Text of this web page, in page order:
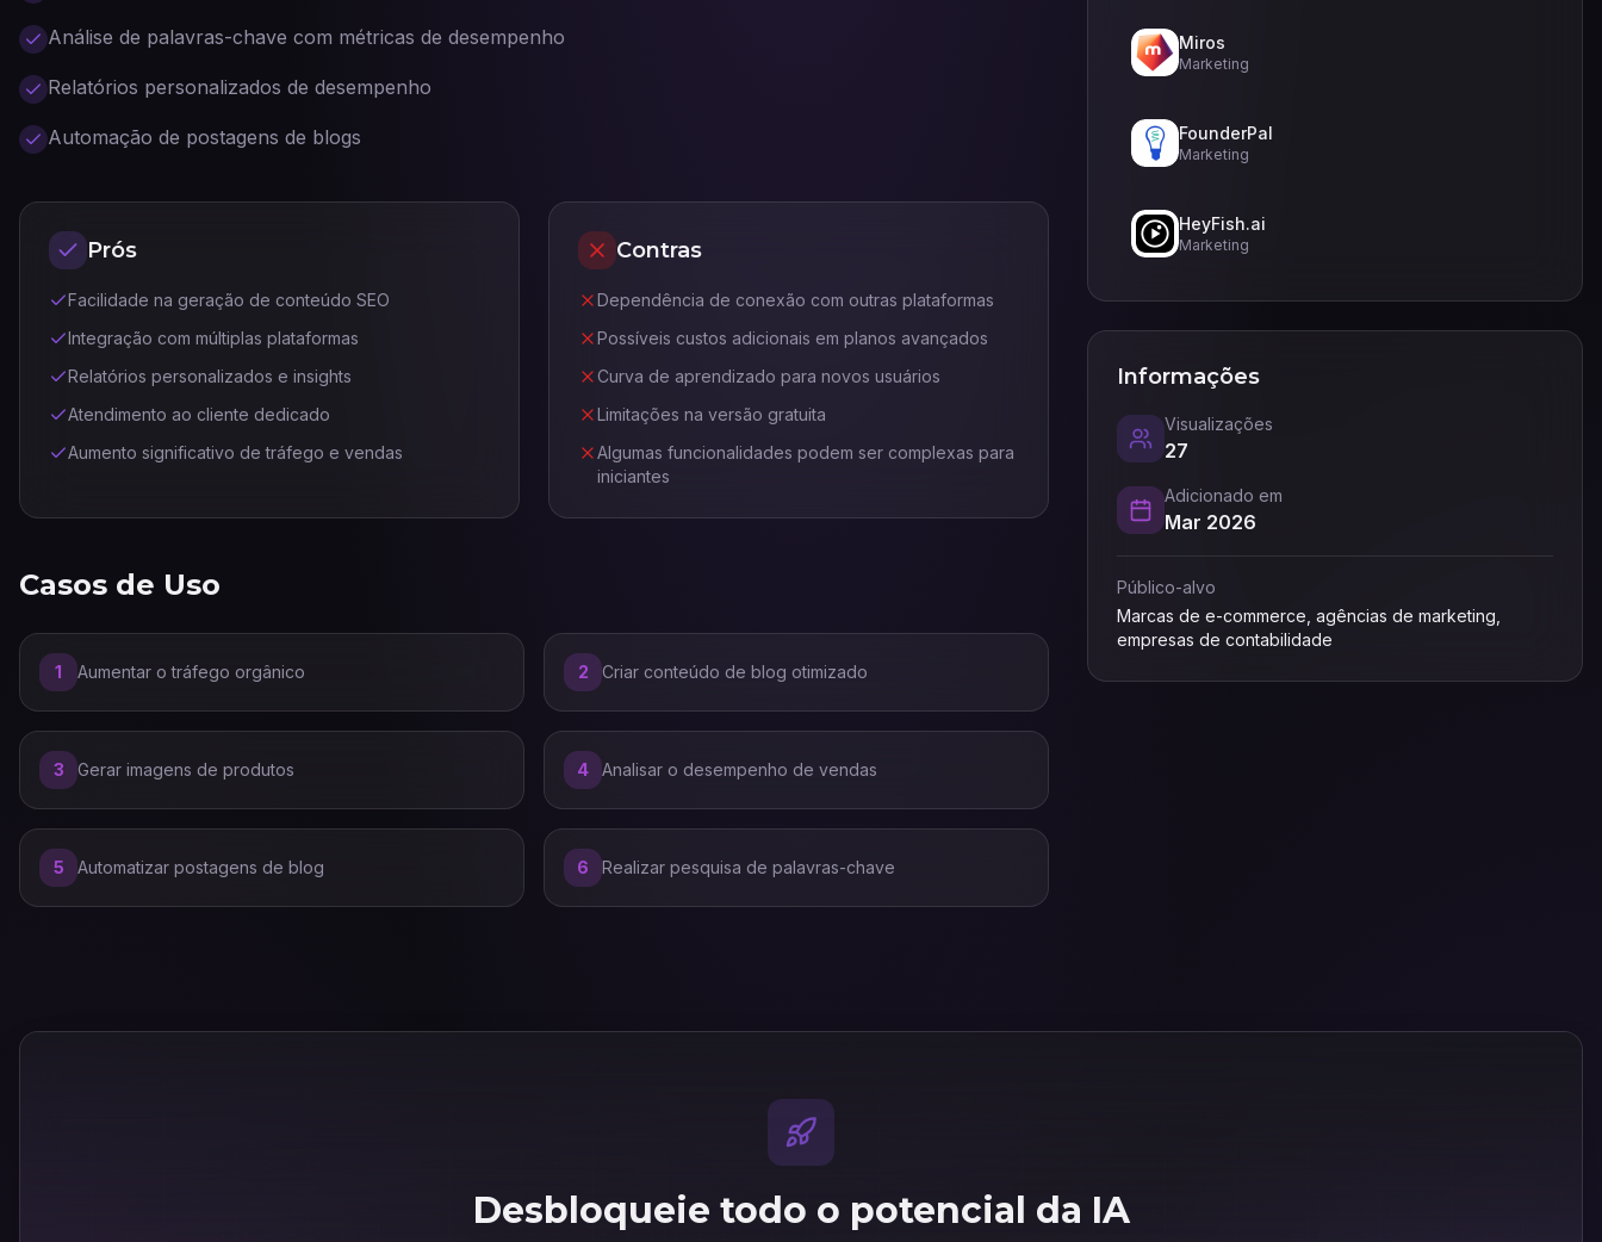
Análise de palavras-chave com métricas de desempenho
Relatórios personalizados de desempenho
Automação de postagens de blogs
Prós
Facilidade na geração de conteúdo SEO
Integração com múltiplas plataformas
Relatórios personalizados e insights
Atendimento ao cliente dedicado
Aumento significativo de tráfego e vendas
Contras
Dependência de conexão com outras plataformas
Possíveis custos adicionais em planos avançados
Curva de aprendizado para novos usuários
Limitações na versão gratuita
Algumas funcionalidades podem ser complexas para
iniciantes
Casos de Uso
1 Aumentar o tráfego orgânico 2 Criar conteúdo de blog otimizado
3 Gerar imagens de produtos 4 Analisar o desempenho de vendas
5 Automatizar postagens de blog 6 Realizar pesquisa de palavras-chave
Miros
Marketing
FounderPal
Marketing
HeyFish.ai
Marketing
Informações
Visualizações
27
Adicionado em
Mar 2026
Público-alvo
Marcas de e-commerce, agências de marketing,
empresas de contabilidade
Desbloqueie todo o potencial da IA